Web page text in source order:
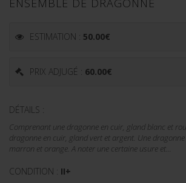
ENSEMBLE DE DRAGONNE
ESTIMATION : 50.00€
PRIX ADJUGÉ : 60.00€
DÉTAILS :
Comprenant une dragonne en cuir, gland blanc et
dragonne en cuir, gland vert et argent. Une
marron et orange. A noter une certaine usure et...
CONDITION : II+